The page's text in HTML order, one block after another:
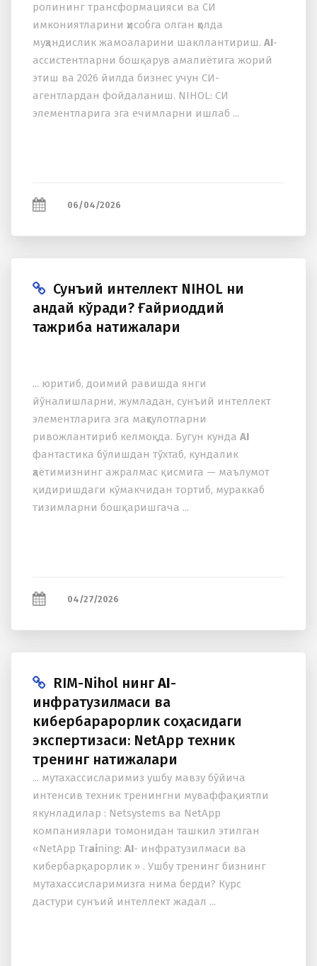
ролининг трансформацияси ва СИ
имкониятларини ҳисобга олган ҳолда
муҳандислик жамоаларини шакллантириш. AI-
ассистентларни бошқарув амалиётига жорий
этиш ва 2026 йилда бизнес учун СИ-
агентлардан фойдаланиш. NIHOL: СИ
элементларига эга ечимларни ишлаб ...
06/04/2026
Сунъий интеллект NIHOL ни
қандай кўради? Ғайриоддий
тажриба натижалари
... юритиб, доимий равишда янги
йўналишларни, жумладан, сунъий интеллект
элементларига эга маҳсулотларни
ривожлантириб келмоқда. Бугун кунда AI
фантастика бўлишдан тўхтаб, кундалик
ҳаётимизнинг ажралмас қисмига — маълумот
қидиришдаги кўмакчидан тортиб, мураккаб
тизимларни бошқаришгача ...
04/27/2026
RIM-Nihol нингAI-
инфратузилмаси ва
кибербарқарорлик соҳасидаги
экспертизаси: NetApp техник
тренинг натижалари
... мутахассисларимиз ушбу мавзу бўйича
интенсив техник тренингни муваффақиятли
якунладилар : Netsystems ва NetApp
компаниялари томонидан ташкил этилган
«NetApp Training: AI- инфратузилмаси ва
кибербарқарорлик » . Ушбу тренинг бизнинг
мутахассисларимизга нима берди? Курс
дастури сунъий интеллект жадал ...